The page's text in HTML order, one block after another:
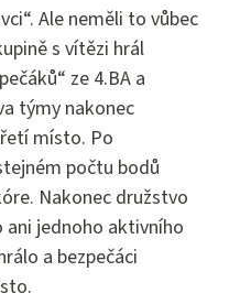
Ale neměli to vůbec
s vítězi hrál
ze 4.BA a
týmy nakonec
místo. Po
počtu bodů
Nakonec družstvo
ani jednoho aktivního
a bezpečáci